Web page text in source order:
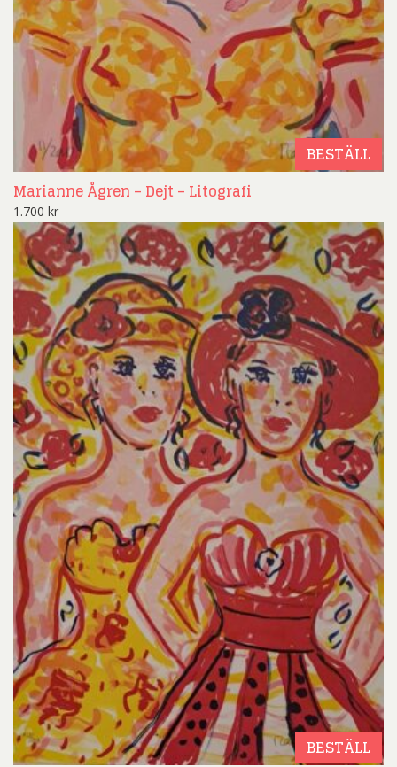
BESTÄLL
Marianne Ågren – Dejt – Litografi
1.700 kr
BESTÄLL